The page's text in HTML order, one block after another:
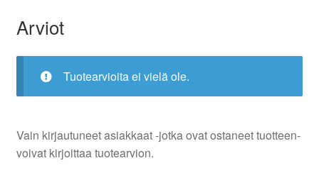
Arviot
Tuotearvioita ei vielä ole.
Vain kirjautuneet asiakkaat -jotka ovat ostaneet tuotteen-
voivat kirjoittaa tuotearvion.